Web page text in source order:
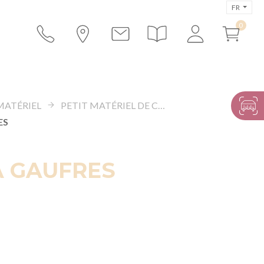
FR
PETIT MATÉRIEL DE CUISINE
GAUFRES